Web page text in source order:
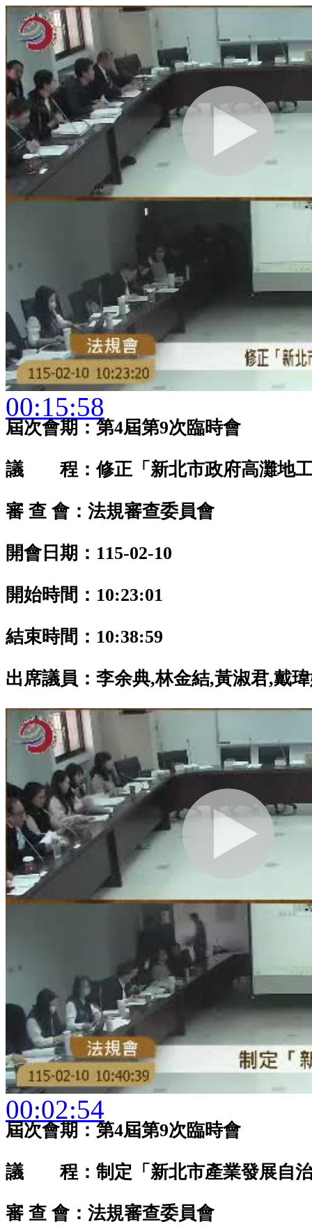
00:15:58
屆次會期：第4屆第9次臨時會
議 程：修正「新北市政府高灘地工
審 查 會：法規審查委員會
開會日期：115-02-10
開始時間：10:23:01
結束時間：10:38:59
出席議員： 李余典,林金結,黃淑君,戴
00:02:54
屆次會期：第4屆第9次臨時會
議 程：制定「新北市產業發展自治
審 查 會：法規審查委員會